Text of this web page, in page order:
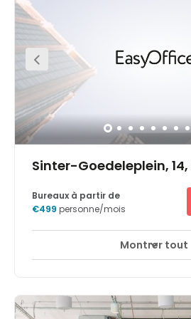
accéder à la station de métro
bâtiment. Laissez-vous inspirer par
design dans les espaces de travail
lumineux et rencontrez des
espaces de coworking conviviaux.
de commodités, telles que salles de
restaurants et, dès que vous sortez,
divertissement et de culture ne
Sinter-Goedeleplein, 14,
Expand your business at City
building in thriving Brussels.
infrastructure is very favourable for
business. Pick your preferred way
Bureaux à partir de
€499 personne/mois
Montrer tout